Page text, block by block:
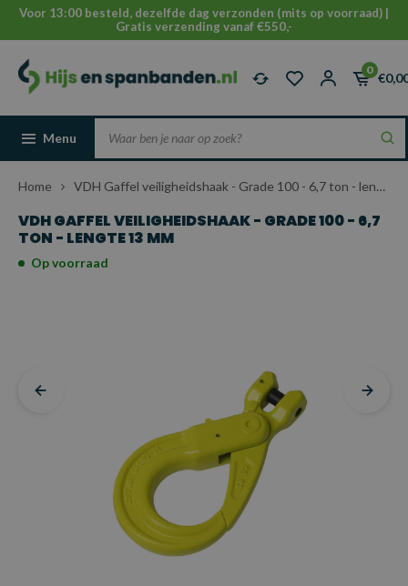
Voor 13:00 besteld, dezelfde dag verzonden (mits op voorraad) |
Gratis verzending vanaf €550,-
0
Menu
Home VDH Gaffel veiligheidshaak - Grade 100 - 6,7 ton - lengte 13 mm
VDH GAFFEL VEILIGHEIDSHAAK - GRADE 100 - 6,7
TON - LENGTE 13 MM
Op voorraad